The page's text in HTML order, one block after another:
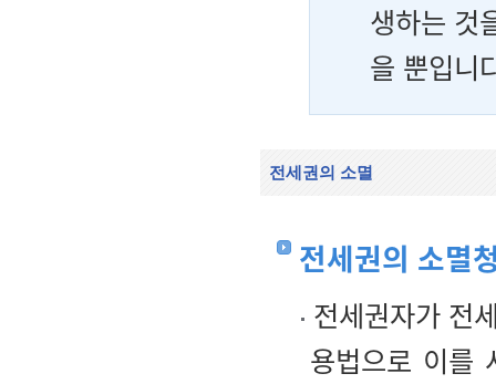
생하는 것
을 뿐입니
전세권의 소멸
전세권의 소멸
전세권자가 전
용법으로 이를